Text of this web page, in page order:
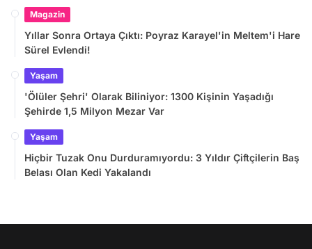
Magazin
Yıllar Sonra Ortaya Çıktı: Poyraz Karayel'in Meltem'i Hare
Sürel Evlendi!
Yaşam
'Ölüler Şehri' Olarak Biliniyor: 1300 Kişinin Yaşadığı
Şehirde 1,5 Milyon Mezar Var
Yaşam
Hiçbir Tuzak Onu Durduramıyordu: 3 Yıldır Çiftçilerin Baş
Belası Olan Kedi Yakalandı